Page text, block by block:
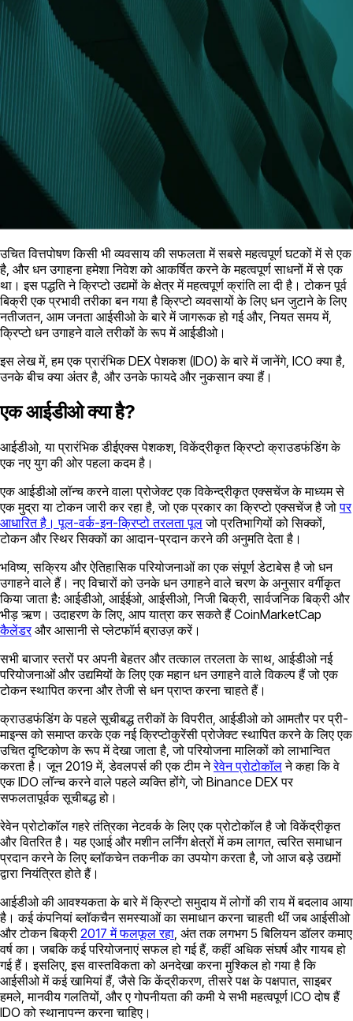
उचित वित्तपोषण किसी भी व्यवसाय की सफलता में सबसे महत्वपूर्ण घटकों में से एक
है, और धन उगाहना हमेशा निवेश को आकर्षित करने के महत्वपूर्ण साधनों में से एक
था। इस पद्धति ने क्रिप्टो उद्यमों के क्षेत्र में महत्वपूर्ण क्रांति ला दी है। टोकन पूर्व
बिक्री एक प्रभावी तरीका बन गया है क्रिप्टो व्यवसायों के लिए धन जुटाने के लिए
नतीजतन, आम जनता आईसीओ के बारे में जागरूक हो गई और, नियत समय में,
क्रिप्टो धन उगाहने वाले तरीकों के रूप में आईडीओ।
इस लेख में, हम एक प्रारंभिक DEX पेशकश (IDO) के बारे में जानेंगे, ICO क्या है,
उनके बीच क्या अंतर है, और उनके फायदे और नुकसान क्या हैं।
एक आईडीओ क्या है?
आईडीओ, या प्रारंभिक डीईएक्स पेशकश, विकेंद्रीकृत क्रिप्टो क्राउडफंडिंग के
एक नए युग की ओर पहला कदम है।
एक आईडीओ लॉन्च करने वाला प्रोजेक्ट एक विकेन्द्रीकृत एक्सचेंज के माध्यम से
एक मुद्रा या टोकन जारी कर रहा है, जो एक प्रकार का क्रिप्टो एक्सचेंज है जोपर
आधारित है। पूल-वर्क-इन-क्रिप्टो तरलता पूलजो प्रतिभागियों को सिक्कों,
टोकन और स्थिर सिक्कों का आदान-प्रदान करने की अनुमति देता है।
भविष्य, सक्रिय और ऐतिहासिक परियोजनाओं का एक संपूर्ण डेटाबेस है जो धन
उगाहने वाले हैं। नए विचारों को उनके धन उगाहने वाले चरण के अनुसार वर्गीकृत
किया जाता है: आईडीओ, आईईओ, आईसीओ, निजी बिक्री, सार्वजनिक बिक्री और
भीड़ ऋण। उदाहरण के लिए, आप यात्रा कर सकते हैं CoinMarketCap
कैलेंडरऔर आसानी से प्लेटफॉर्म ब्राउज़ करें।
सभी बाजार स्तरों पर अपनी बेहतर और तत्काल तरलता के साथ, आईडीओ नई
परियोजनाओं और उद्यमियों के लिए एक महान धन उगाहने वाले विकल्प हैं जो एक
टोकन स्थापित करना और तेजी से धन प्राप्त करना चाहते हैं।
क्राउडफंडिंग के पहले सूचीबद्ध तरीकों के विपरीत, आईडीओ को आमतौर पर प्री-
माइन्स को समाप्त करके एक नई क्रिप्टोकुरेंसी प्रोजेक्ट स्थापित करने के लिए एक
उचित दृष्टिकोण के रूप में देखा जाता है, जो परियोजना मालिकों को लाभान्वित
करता है। जून 2019 में, डेवलपर्स की एक टीम नेरेवेन प्रोटोकॉलने कहा कि वे
एक IDO लॉन्च करने वाले पहले व्यक्ति होंगे, जो Binance DEX पर
सफलतापूर्वक सूचीबद्ध हो।
रेवेन प्रोटोकॉल गहरे तंत्रिका नेटवर्क के लिए एक प्रोटोकॉल है जो विकेंद्रीकृत
और वितरित है। यह एआई और मशीन लर्निंग क्षेत्रों में कम लागत, त्वरित समाधान
प्रदान करने के लिए ब्लॉकचेन तकनीक का उपयोग करता है, जो आज बड़े उद्यमों
द्वारा नियंत्रित होते हैं।
आईडीओ की आवश्यकता के बारे में क्रिप्टो समुदाय में लोगों की राय में बदलाव आया
है। कई कंपनियां ब्लॉकचैन समस्याओं का समाधान करना चाहती थीं जब आईसीओ
और टोकन बिक्री 2017 में फलफूल रहा , अंत तक लगभग 5 बिलियन डॉलर कमाए
वर्ष का। जबकि कई परियोजनाएं सफल हो गई हैं, कहीं अधिक संघर्ष और गायब हो
गई हैं। इसलिए, इस वास्तविकता को अनदेखा करना मुश्किल हो गया है कि
आईसीओ में कई खामियां हैं, जैसे कि केंद्रीकरण, तीसरे पक्ष के पक्षपात, साइबर
हमले, मानवीय गलतियों, और ए गोपनीयता की कमी ये सभी महत्वपूर्ण ICO दोष हैं
IDO को स्थानापन्न करना चाहिए।